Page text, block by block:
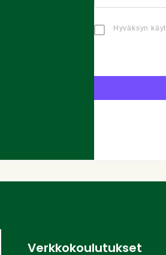
Hyväksyn
Verkkokoulutukset